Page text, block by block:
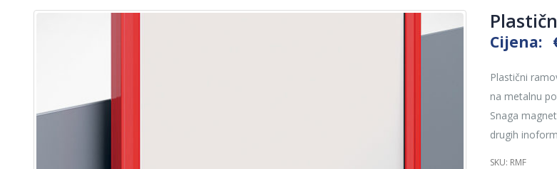
Cijena:
Plastični
na metalnu
Snaga
drugih
SKU: RMF